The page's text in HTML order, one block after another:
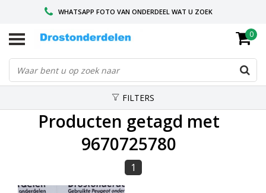
WHATSAPP FOTO VAN ONDERDEEL WAT U ZOEK
VOOR 16.00 BESTELD, VANDAAG VERZONDEN
GESPECIALISEERD PEUGEOT
0
FILTERS
Producten getagd met
9670725780
1